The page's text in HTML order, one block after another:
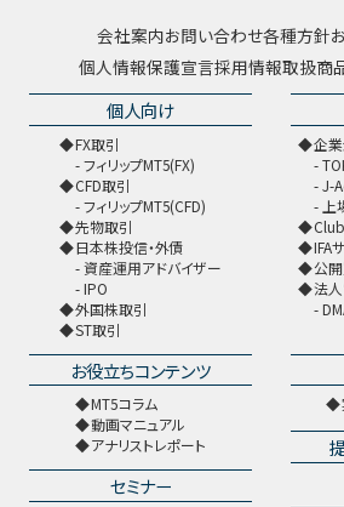
会社案内お問い合わせ各種方針
個人情報保護宣言採用情報取扱商
個人向け
FX取引
フィリップMT5(FX)
CFD取引
フィリップMT5(CFD)
先物取引
日本株投信・外債
資産運用アドバイザー
IPO
外国株取引
ST取引
企
J-
上
IFA
公開
法
お役立ちコンテンツ
MT5コラム
動画マニュアル
アナリストレポート
セミナー